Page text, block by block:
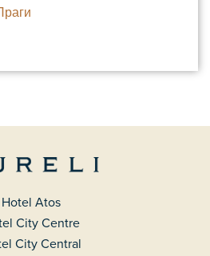
Hotel Atos
City Centre
City Central